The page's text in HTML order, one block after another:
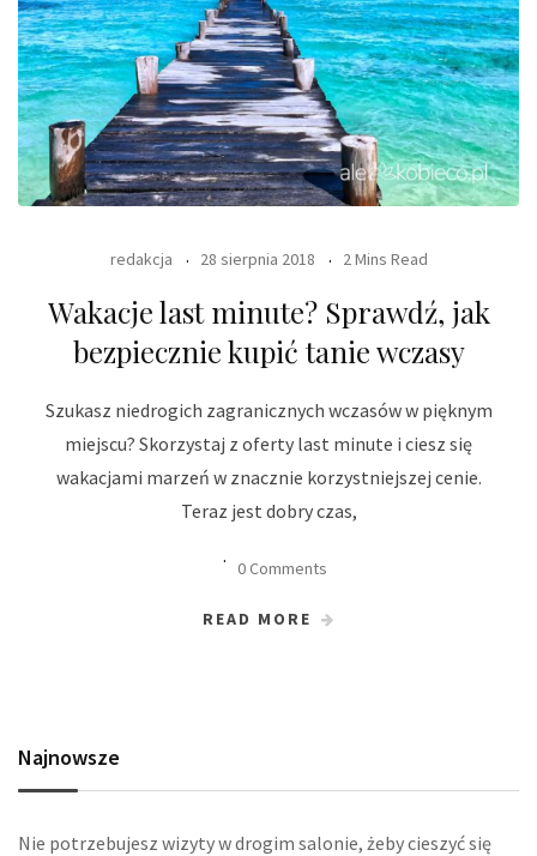
redakcja 28 sierpnia 2018 2 Mins Read
Wakacje last minute? Sprawdź, jak
bezpiecznie kupić tanie wczasy
Szukasz niedrogich zagranicznych wczasów w pięknym
miejscu? Skorzystaj z oferty last minute i ciesz się
wakacjami marzeń w znacznie korzystniejszej cenie.
Teraz jest dobry czas,
0 Comments
READ MORE
Najnowsze
Nie potrzebujesz wizyty w drogim salonie, żeby cieszyć się